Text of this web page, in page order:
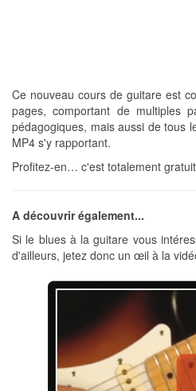
Ce nouveau cours de guitare est
pages, comportant de multiples
pédagogiques, mais aussi de tous
MP4 s'y rapportant.
Profitez-en… c'est totalement
A découvrir également...
Si le blues à la guitare vous
d'ailleurs, jetez donc un œil à la